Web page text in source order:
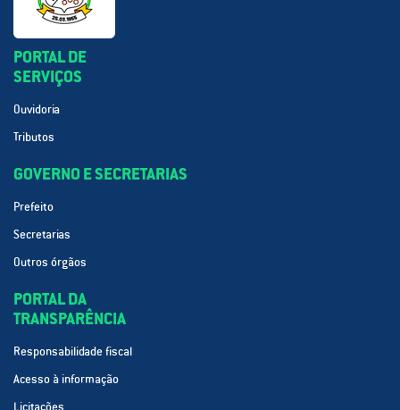
PORTAL DE
SERVIÇOS
Ouvidoria
Tributos
GOVERNO E SECRETARIAS
Prefeito
Secretarias
Outros órgãos
PORTAL DA
TRANSPARÊNCIA
Responsabilidade fiscal
Acesso à informação